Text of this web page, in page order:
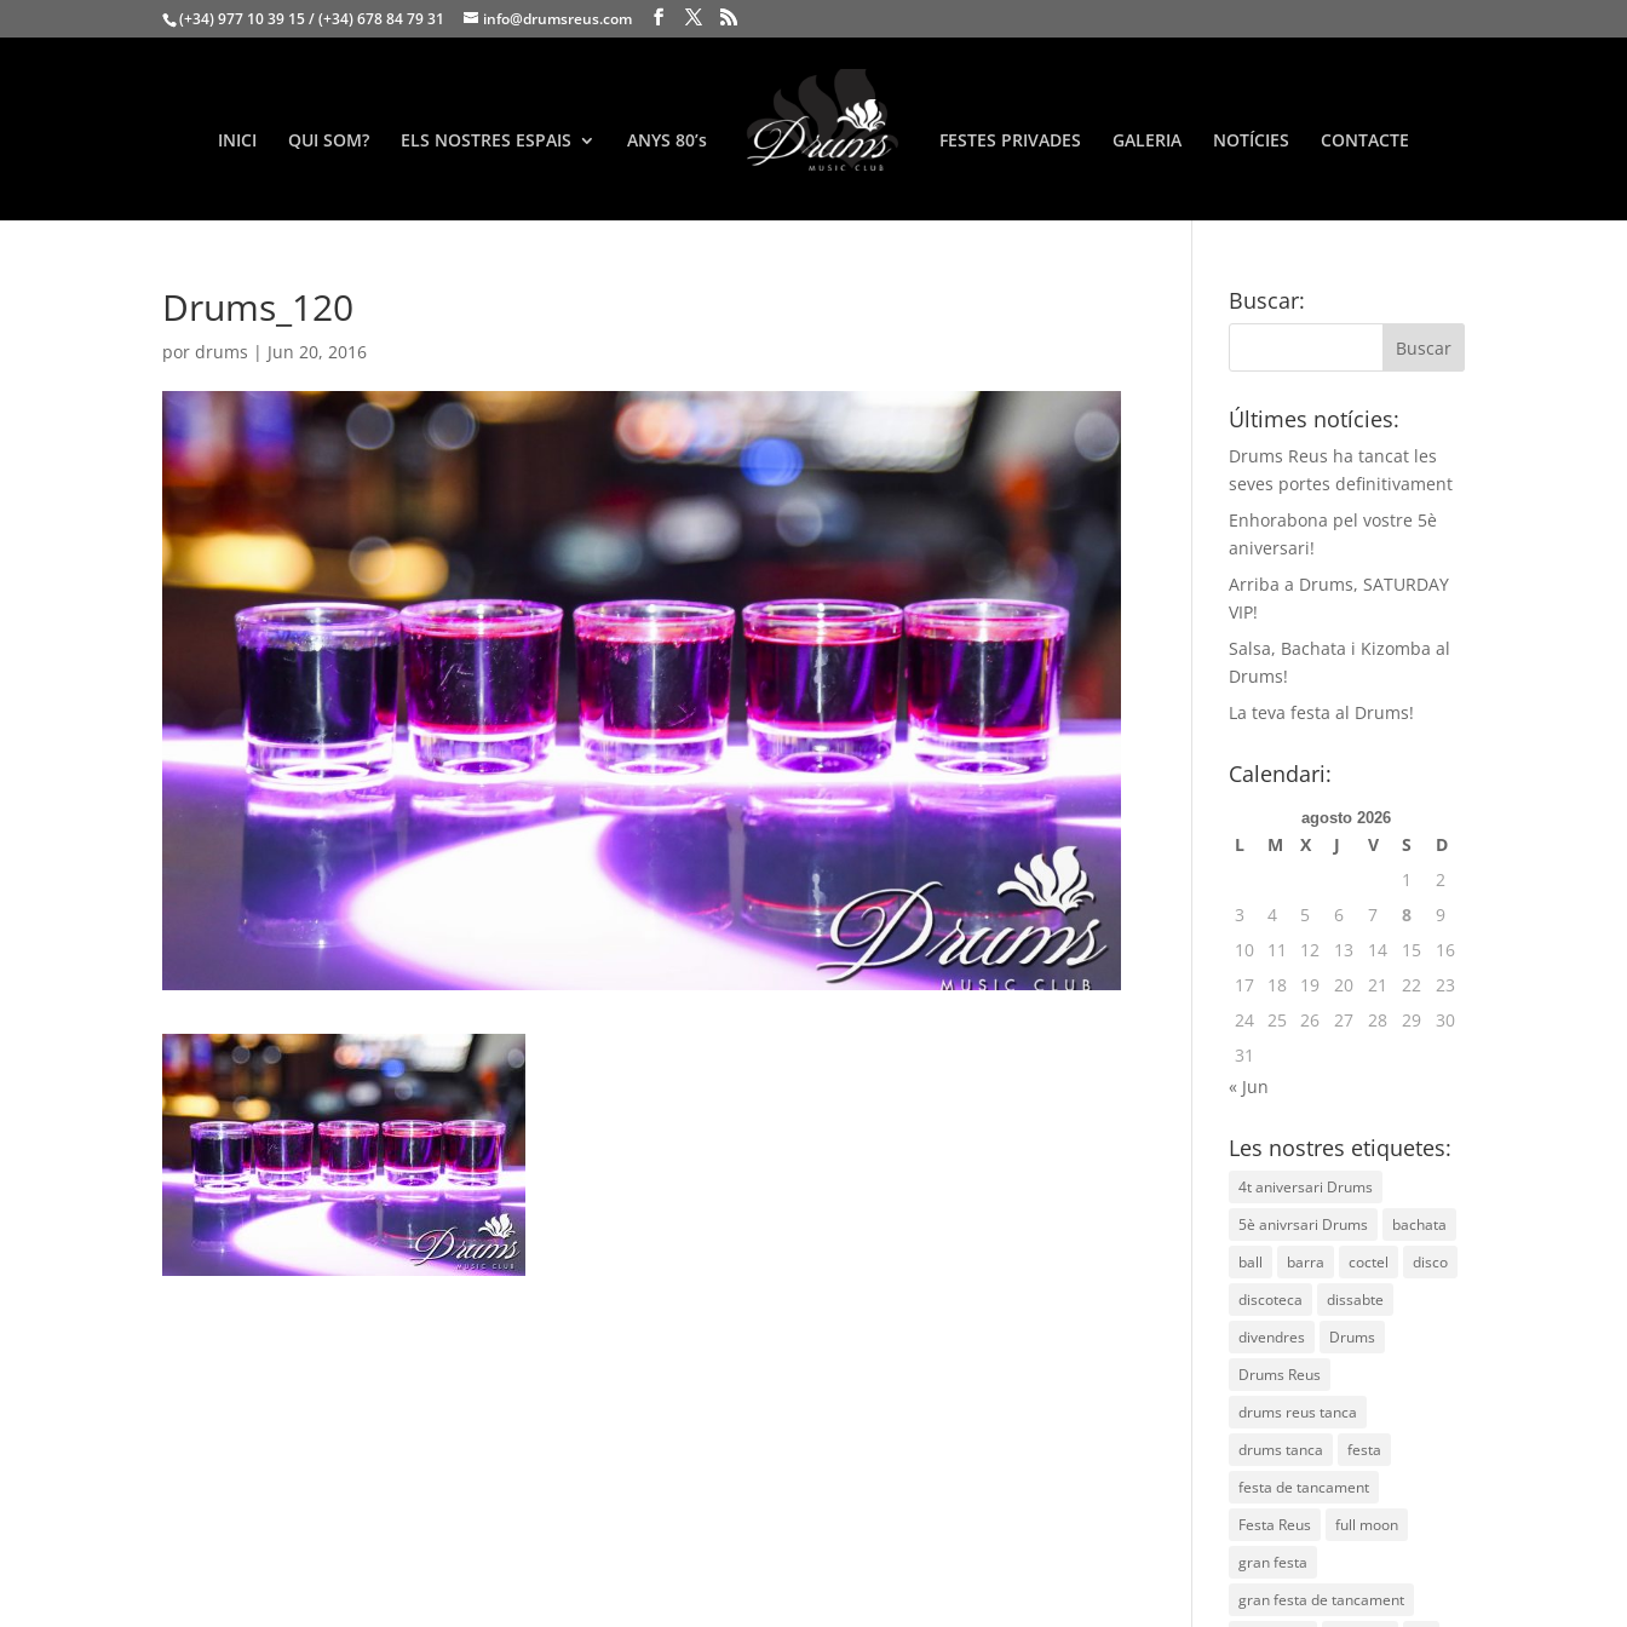
(+34) 977 10 39 15 / (+34) 678 84 79 31 info@drumsreus.com
INICI QUI SOM? ELS NOSTRES ESPAIS ANYS 80’s FESTES PRIVADES GALERIA NOTÍCIES CONTACTE
Drums_120
pordrums | Jun 20, 2016
Buscar:
Últimes notícies:
Drums Reus ha tancat les
seves portes definitivament
Enhorabona pel vostre 5è
aniversari!
Arriba a Drums, SATURDAY
VIP!
Salsa, Bachata i Kizomba al
Drums!
La teva festa al Drums!
Calendari:
agosto 2026
L M X J V S
D
1
2
3
4 5 6 7 8
9
10
11 12 13 14 15
16
17
18 19 20 21 22
23
24 25 26 27 28 29
30
31
« Jun
Les nostres etiquetes:
4t aniversari Drums
5è anivrsari Drums
bachata
ball
barra coctel
disco
discoteca
dissabte
divendres
Drums
Drums Reus
drums reus tanca
drums tanca
festa
festa de tancament
Festa Reus
full moon
gran festa
gran festa de tancament